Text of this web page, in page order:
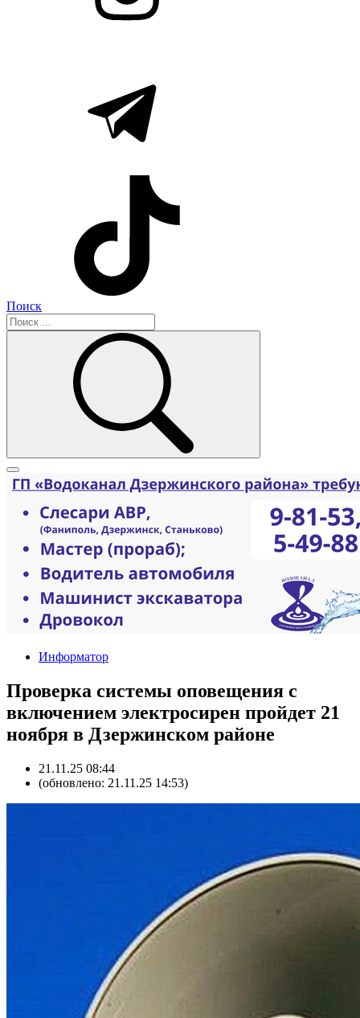
Поиск
Информатор
Проверка системы оповещения с
включением электросирен пройдет 21
ноября в Дзержинском районе
21.11.25 08:44
(обновлено: 21.11.25 14:53)